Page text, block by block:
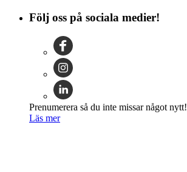
Följ oss på sociala medier!
Prenumerera så du inte missar något nytt!
Läs mer